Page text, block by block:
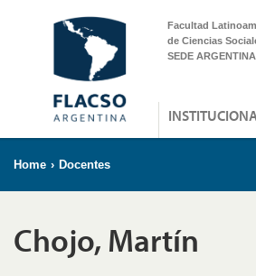
Facultad
de Ciencias
SEDE ARGENTINA
Home › Docentes
Chojo, Martín